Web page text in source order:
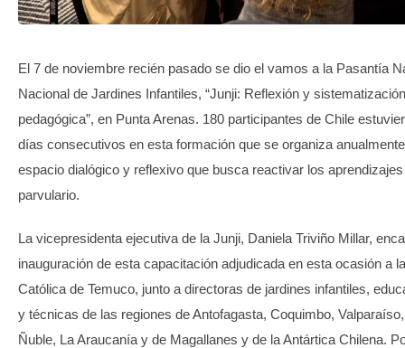
El 7 de noviembre recién pasado se dio el vamos a la Pasantía
Nacional de Jardines Infantiles, “Junji: Reflexión y
pedagógica”, en Punta Arenas. 180 participantes de Chile
días consecutivos en esta formación que se organiza
espacio dialógico y reflexivo que busca reactivar los
parvulario.
La vicepresidenta ejecutiva de la Junji, Daniela Triviño Millar,
inauguración de esta capacitación adjudicada en esta ocasión a
Católica de Temuco, junto a directoras de jardines infantiles,
y técnicas de las regiones de Antofagasta, Coquimbo,
Ñuble, La Araucanía y de Magallanes y de la Antártica Chilena.